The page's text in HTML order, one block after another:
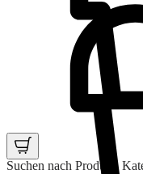
Suchen nach Produkt,